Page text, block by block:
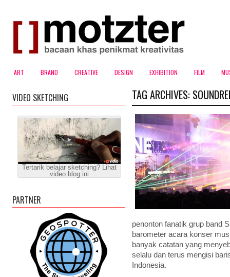
ART BRAND CREATIVE DESIGN EXHIBITION FILM
TAG ARCHIVES:
penonton fanatik grup band
barometer acara konser
banyak catatan yang
selalu dan terus mengisi
Indonesia.
VIDEO SKETCHING
Tertarik belajar sketching? Lihat
video blog ini
PARTNER